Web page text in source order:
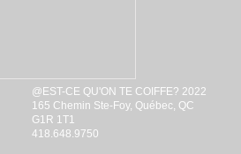
@EST-CE QU'ON TE COIFFE? 2022
165 Chemin Ste-Foy, Québec, QC
G1R 1T1
418.648.9750